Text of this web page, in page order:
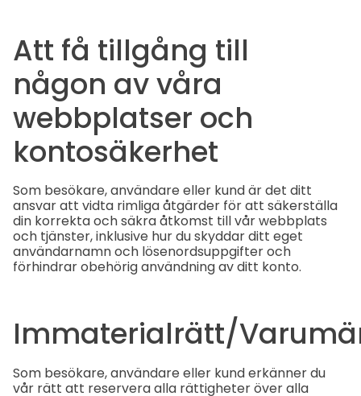
Att få tillgång till
någon av våra
webbplatser och
kontosäkerhet
Som besökare, användare eller kund är det ditt
ansvar att vidta rimliga åtgärder för att säkerställa
din korrekta och säkra åtkomst till vår webbplats
och tjänster, inklusive hur du skyddar ditt eget
användarnamn och lösenordsuppgifter och
förhindrar obehörig användning av ditt konto.
Immaterialrätt/
Som besökare, användare eller kund erkänner du
vår rätt att reservera alla rättigheter över alla